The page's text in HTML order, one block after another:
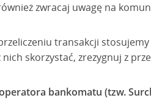
zwracaj uwagę na
transakcji
nich skorzystać, zrezygnuj z
bankomatu (tzw.